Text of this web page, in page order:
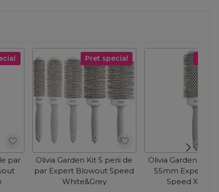
par
Pret special
Olivia Garden Kit 5 perii de
par Expert Blowout Speed
White&Grey
Olivia Garden
55mm Expert
Speed XL